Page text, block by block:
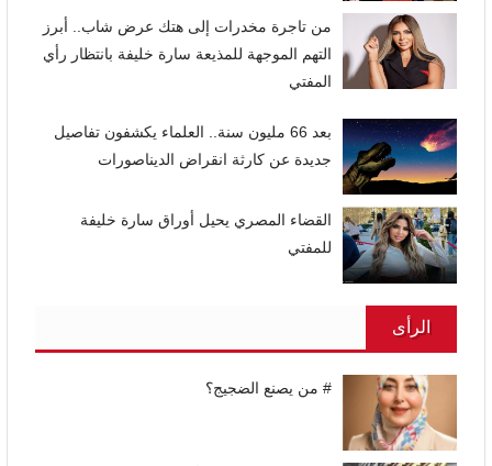
من تاجرة مخدرات إلى هتك عرض شاب.. أبرز
التهم الموجهة للمذيعة سارة خليفة بانتظار رأي
المفتي
بعد 66 مليون سنة.. العلماء يكشفون تفاصيل
جديدة عن كارثة انقراض الديناصورات
القضاء المصري يحيل أوراق سارة خليفة
للمفتي
الرأى
# من يصنع الضجيج؟